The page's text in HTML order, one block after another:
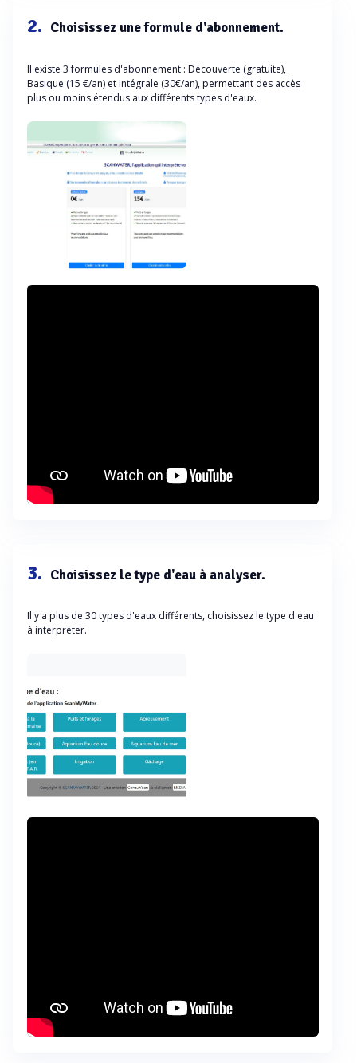
2. Choisissez une formule d'abonnement.
Il existe 3 formules d'abonnement : Découverte (gratuite),
Basique (15 €/an) et Intégrale (30€/an), permettant des accès
plus ou moins étendus aux différents types d'eaux.
3. Choisissez le type d'eau à analyser.
Il y a plus de 30 types d'eaux différents, choisissez le type d'eau
à interpréter.